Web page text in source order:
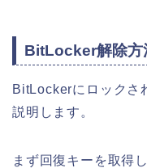
BitLocker解除方
BitLockerにロックさ
説明します。
まず回復キーを取得